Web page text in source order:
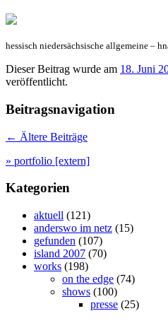
hessisch niedersächsische allgemeine –
Dieser Beitrag wurde am 18. Juni
veröffentlicht.
Beitragsnavigation
← Ältere Beiträge
» portfolio [extern]
Kategorien
aktuell (121)
anderswo im netz (15)
gefunden (107)
island 2007 (70)
works (198)
on the edge (74)
shows (100)
presse (25)